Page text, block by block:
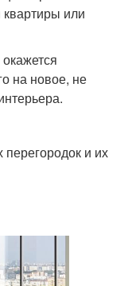
или
на новое, не
и их